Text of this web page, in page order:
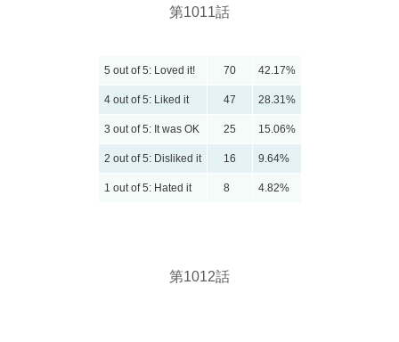
第1011話
5 out of 5: Loved it! 70 42.17%
4 out of 5: Liked it 47 28.31%
3 out of 5: It was OK 25 15.06%
2 out of 5: Disliked it 16 9.64%
1 out of 5: Hated it 8 4.82%
第1012話